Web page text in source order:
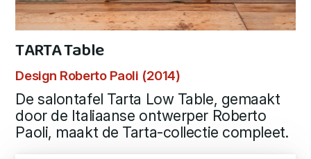
TARTA Table
Design Roberto Paoli (2014)
De salontafel Tarta Low Table, gemaakt
door de Italiaanse ontwerper Roberto
Paoli, maakt de Tarta-collectie compleet.